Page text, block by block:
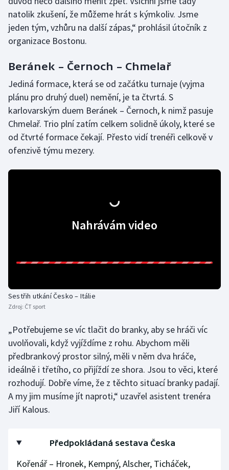
natolik zkušení, že můžeme hrát s kýmkoliv. Jsme
jeden tým, vzhůru na další zápas,“ prohlásil útočník z
organizace Bostonu.
Beránek – Černoch – Chmelař
Jediná formace, která se od začátku turnaje (vyjma
plánu pro druhý duel) nemění, je ta čtvrtá. S
karlovarským duem Beránek – Černoch, k nimž pasuje
Chmelař. Trio plní zatím celkem solidně úkoly, které se
od čtvrté formace čekají. Přesto vidí trenéři celkově v
ofenzivě týmu mezery.
Nahrávám video
Sestřih utkání Česko – Itálie
Zdroj: ČT sport
„Potřebujeme se víc tlačit do branky, aby se hráči víc
uvolňovali, když vyjíždíme z rohu. Abychom měli
předbrankový prostor silný, měli v něm dva hráče,
ideálně i třetího, co přijíždí ze shora. Jsou to věci, které
rozhodují. Dobře víme, že z těchto situací branky padají.
A my jim musíme jít naproti,“ uzavřel asistent trenéra
Jiří Kalous.
Předpokládaná sestava Česka
Kořenář – Hronek, Kempný, Alscher, Ticháček,